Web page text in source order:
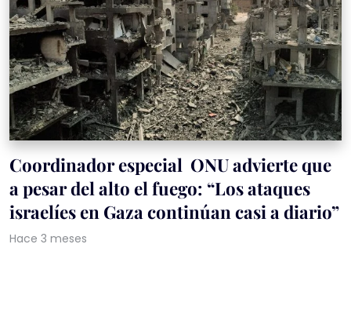
Coordinador especial ONU advierte que
a pesar del alto el fuego: “Los ataques
israelíes en Gaza continúan casi a diario”
Hace 3 meses